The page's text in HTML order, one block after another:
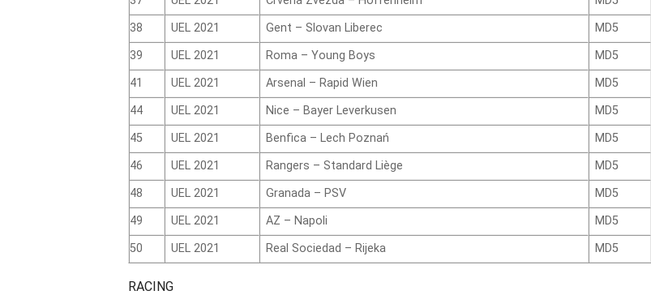
38
UEL 2021 Gent – Slovan Liberec MD5
39
UEL 2021 Roma – Young Boys MD5
41
UEL 2021 Arsenal – Rapid Wien MD5
44
UEL 2021 Nice – Bayer Leverkusen MD5
45
UEL 2021 Benfica – Lech Poznań MD5
46
UEL 2021 Rangers – Standard Liège MD5
48
UEL 2021 Granada – PSV MD5
49
UEL 2021 AZ – Napoli MD5
50
UEL 2021 Real Sociedad – Rijeka MD5
RACING